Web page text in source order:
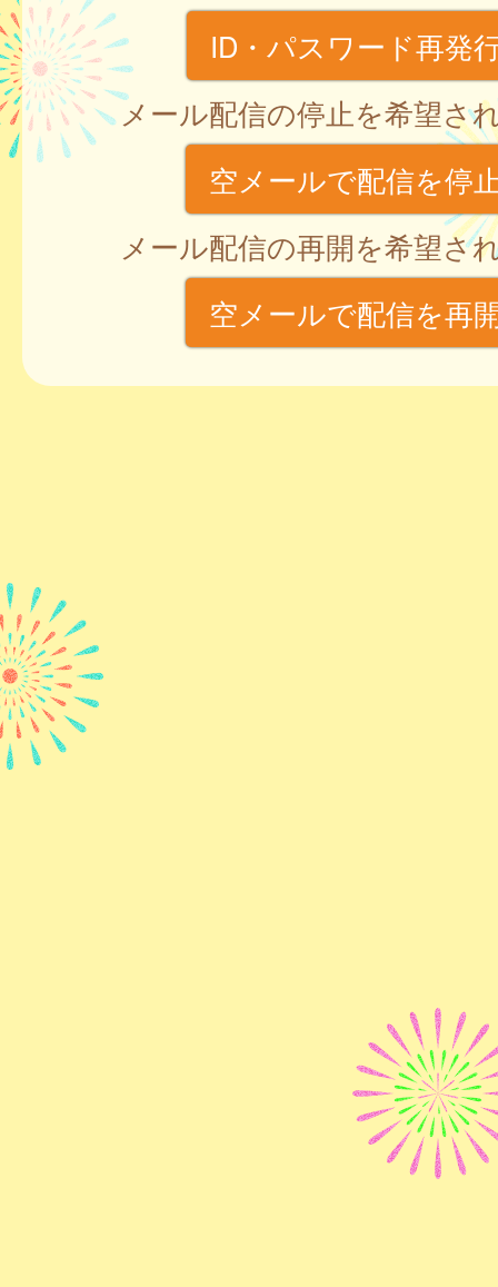
ID・パスワード再発
メール配信の停止を希望さ
空メールで配信を停
メール配信の再開を希望さ
空メールで配信を再